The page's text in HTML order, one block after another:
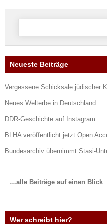
Suche
Neueste Beiträge
Vergessene Schicksale jüdischer
Neues Welterbe in Deutschland
DDR-Geschichte auf Instagram
BLHA veröffentlicht jetzt Open
Bundesarchiv übernimmt Stasi-
…alle Beiträge auf einen Blick
Wer schreibt hier?